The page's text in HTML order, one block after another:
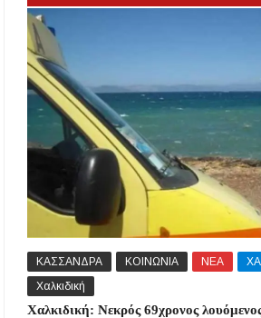
ΚΑΣΣΑΝΔΡΑ ΚΟΙΝΩΝΙΑ ΝΕΑ
Χαλκιδική
Χαλκιδική: Νεκρός 69χρονος